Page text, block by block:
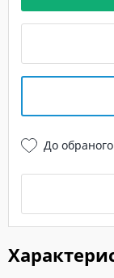
До обраного